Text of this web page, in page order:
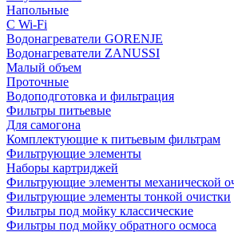
Напольные
С Wi-Fi
Водонагреватели GORENJE
Водонагреватели ZANUSSI
Малый объем
Проточные
Водоподготовка и фильтрация
Фильтры питьевые
Для самогона
Комплектующие к питьевым фильтрам
Фильтрующие элементы
Наборы картриджей
Фильтрующие элементы механической
Фильтрующие элементы тонкой очистки
Фильтры под мойку классические
Фильтры под мойку обратного осмоса